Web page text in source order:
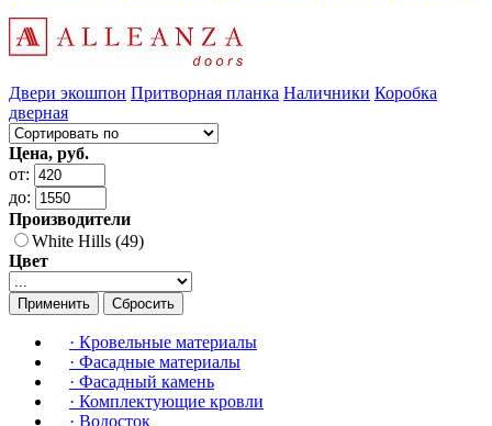
Двери экошпон Притворная планка Наличники Коробка
дверная
Цена, руб.
от:
до:
Производители
White Hills (49)
Цвет
Применить Сбросить
· Кровельные материалы
· Фасадные материалы
· Фасадный камень
· Комплектующие кровли
· Водосток